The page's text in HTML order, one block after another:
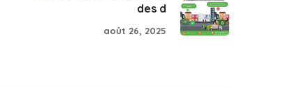
des d
août 26, 2025